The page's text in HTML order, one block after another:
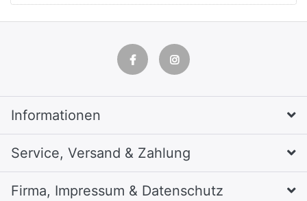
Informationen
Service, Versand & Zahlung
Firma, Impressum & Datenschutz